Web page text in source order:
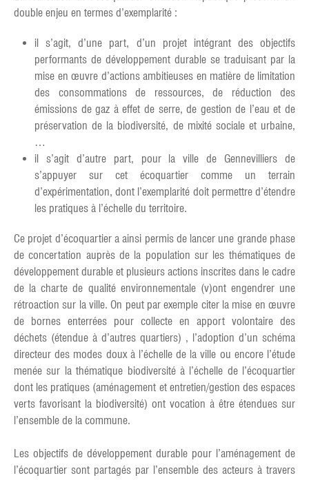
double enjeu en termes d’exemplarité :
il s’agit, d’une part, d’un projet intégrant des objectifs
performants de développement durable se traduisant par la
mise en œuvre d’actions ambitieuses en matière de limitation
des consommations de ressources, de réduction des
émissions de gaz à effet de serre, de gestion de l’eau et de
préservation de la biodiversité, de mixité sociale et urbaine,
…
il s’agit d’autre part, pour la ville de Gennevilliers de
s’appuyer sur cet écoquartier comme un terrain
d’expérimentation, dont l’exemplarité doit permettre d’étendre
les pratiques à l’échelle du territoire.
Ce projet d’écoquartier a ainsi permis de lancer une grande phase
de concertation auprès de la population sur les thématiques de
développement durable et plusieurs actions inscrites dans le cadre
de la charte de qualité environnementale (v)ont engendrer une
rétroaction sur la ville. On peut par exemple citer la mise en œuvre
de bornes enterrées pour collecte en apport volontaire des
déchets (étendue à d’autres quartiers) , l’adoption d’un schéma
directeur des modes doux à l’échelle de la ville ou encore l’étude
menée sur la thématique biodiversité à l’échelle de l’écoquartier
dont les pratiques (aménagement et entretien/gestion des espaces
verts favorisant la biodiversité) ont vocation à être étendues sur
l’ensemble de la commune.
Les objectifs de développement durable pour l’aménagement de
l’écoquartier sont partagés par l’ensemble des acteurs à travers